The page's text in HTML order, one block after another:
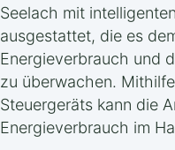
Seelach mit
ausgestattet, die es
Energieverbrauch und
zu überwachen.
Steuergeräts kann die
Energieverbrauch im